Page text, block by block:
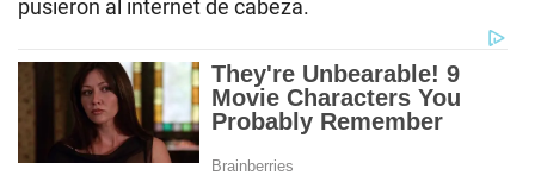
pusieron al internet de cabeza.